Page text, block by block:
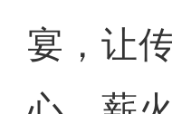
宴，让